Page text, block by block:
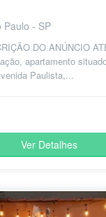
Paulo - SP
DO ANÚNCIO
apartamento
Paulista,...
Ver Detalhes